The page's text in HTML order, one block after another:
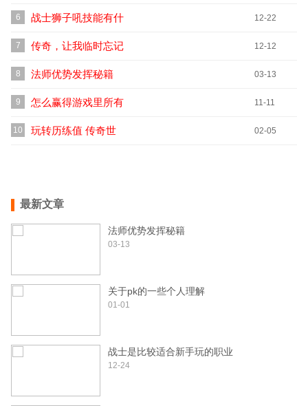
的名人
6 战士狮子吼技能有什
么用？
12-22
7 传奇，让我临时忘记
伤痛！
12-12
8 法师优势发挥秘籍 03-13
9 怎么赢得游戏里所有
人都忽略的名望？
11-11
10 玩转历练值 传奇世 02-05
最新文章
法师优势发挥秘籍
03-13
关于pk的一些个人理解
01-01
战士是比较适合新手玩的职业
12-24